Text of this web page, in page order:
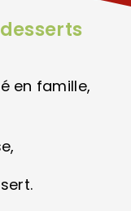
en famille,